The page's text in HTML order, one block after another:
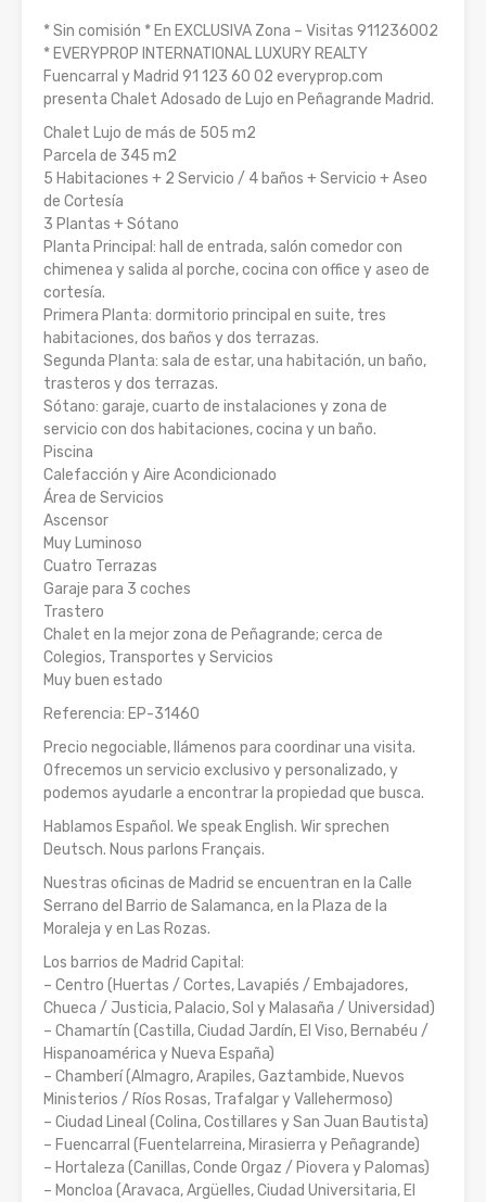
* Sin comisión * En EXCLUSIVA Zona – Visitas 911236002
* EVERYPROP INTERNATIONAL LUXURY REALTY
Fuencarral y Madrid 91 123 60 02 everyprop.com
presenta Chalet Adosado de Lujo en Peñagrande Madrid.
Chalet Lujo de más de 505 m2
Parcela de 345 m2
5 Habitaciones + 2 Servicio / 4 baños + Servicio + Aseo
de Cortesía
3 Plantas + Sótano
Planta Principal: hall de entrada, salón comedor con
chimenea y salida al porche, cocina con office y aseo de
cortesía.
Primera Planta: dormitorio principal en suite, tres
habitaciones, dos baños y dos terrazas.
Segunda Planta: sala de estar, una habitación, un baño,
trasteros y dos terrazas.
Sótano: garaje, cuarto de instalaciones y zona de
servicio con dos habitaciones, cocina y un baño.
Piscina
Calefacción y Aire Acondicionado
Área de Servicios
Ascensor
Muy Luminoso
Cuatro Terrazas
Garaje para 3 coches
Trastero
Chalet en la mejor zona de Peñagrande; cerca de
Colegios, Transportes y Servicios
Muy buen estado
Referencia: EP-31460
Precio negociable, llámenos para coordinar una visita.
Ofrecemos un servicio exclusivo y personalizado, y
podemos ayudarle a encontrar la propiedad que busca.
Hablamos Español. We speak English. Wir sprechen
Deutsch. Nous parlons Français.
Nuestras oficinas de Madrid se encuentran en la Calle
Serrano del Barrio de Salamanca, en la Plaza de la
Moraleja y en Las Rozas.
Los barrios de Madrid Capital:
– Centro (Huertas / Cortes, Lavapiés / Embajadores,
Chueca / Justicia, Palacio, Sol y Malasaña / Universidad)
– Chamartín (Castilla, Ciudad Jardín, El Viso, Bernabéu /
Hispanoamérica y Nueva España)
– Chamberí (Almagro, Arapiles, Gaztambide, Nuevos
Ministerios / Ríos Rosas, Trafalgar y Vallehermoso)
– Ciudad Lineal (Colina, Costillares y San Juan Bautista)
– Fuencarral (Fuentelarreina, Mirasierra y Peñagrande)
– Hortaleza (Canillas, Conde Orgaz / Piovera y Palomas)
– Moncloa (Aravaca, Argüelles, Ciudad Universitaria, El